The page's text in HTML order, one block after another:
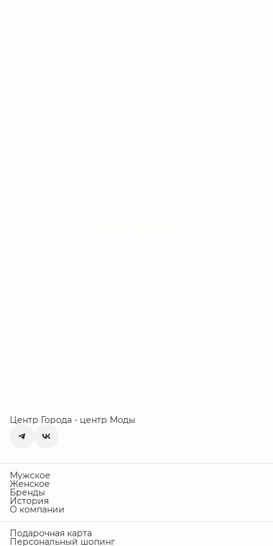
Центр Города - центр Моды
Мужское
Женское
Бренды
История
О компании
Подарочная карта
Персональный шопинг